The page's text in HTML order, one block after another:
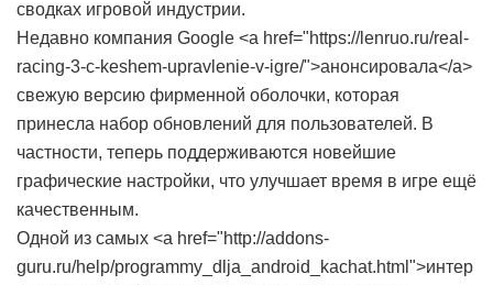
сводках игровой индустрии.
Недавно компания Google <a href="https://lenruo.ru/real-
racing-3-c-keshem-upravlenie-v-igre/">анонсировала</a>
свежую версию фирменной оболочки, которая
принесла набор обновлений для пользователей. В
частности, теперь поддерживаются новейшие
графические настройки, что улучшает время в игре ещё
качественным.
Одной из самых <a href="http://addons-
guru.ru/help/programmy_dlja_android_kachat.html">интер